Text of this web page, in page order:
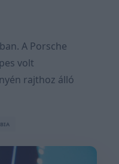
A Porsche
volt
rajthoz álló